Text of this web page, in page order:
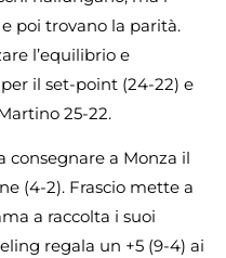
e poi trovano la parità.
l’equilibrio e
il set-point (24-22) e
25-22.
consegnare a Monza il
(4-2). Frascio mette a
a raccolta i suoi
regala un +5 (9-4) ai